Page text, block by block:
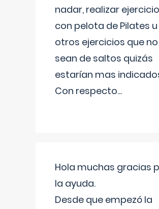
nadar, realizar
con pelota de Pilates u
otros ejercicios que no
sean de saltos quizás
estarían mas
Con respecto...
Hola muchas gracias
la ayuda.
Desde que empezó la